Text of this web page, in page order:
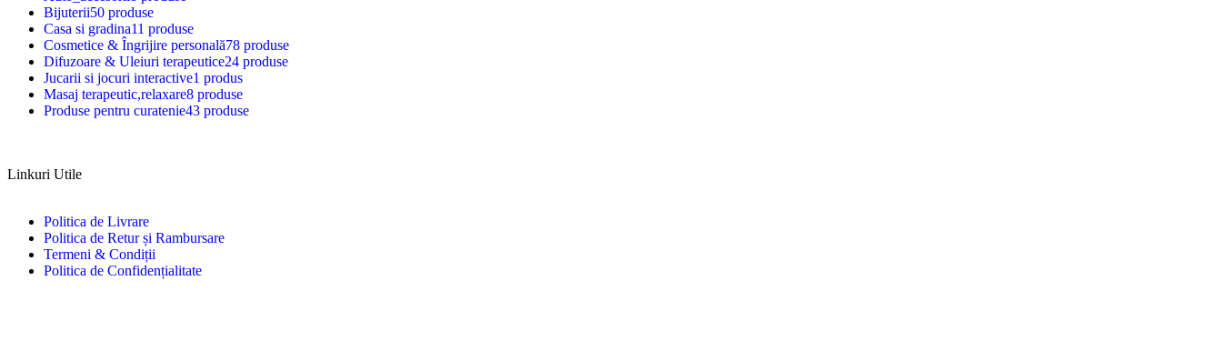
Bijuterii50 produse
Casa si gradina11 produse
Cosmetice & Îngrijire personală78 produse
Difuzoare & Uleiuri terapeutice24 produse
Jucarii si jocuri interactive1 produs
Masaj terapeutic,relaxare8 produse
Produse pentru curatenie43 produse
Linkuri Utile
Politica de Livrare
Politica de Retur și Rambursare
Termeni & Condiții
Politica de Confidențialitate